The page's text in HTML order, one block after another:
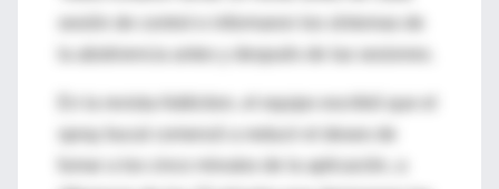
En la revista Addiction, el equipo escribió que el
fumar a los cinco minutos de la aplicación, a